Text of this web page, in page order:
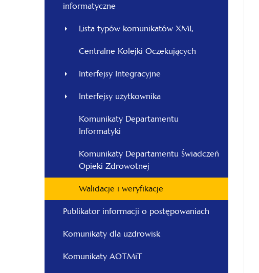
informatyczne
Lista typów komunikatów XML
Centralne Kolejki Oczekujących
Interfejsy Integracyjne
Interfejsy użytkownika
Komunikaty Departamentu
Informatyki
Komunikaty Departamentu Świadczeń
Opieki Zdrowotnej
Walidacje i weryfikacje
Publikator informacji o postępowaniach
Komunikaty dla uzdrowisk
Komunikaty AOTMiT